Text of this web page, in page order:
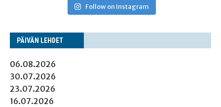
Follow on Instagram
PÄI­VÄN LEHDET
06.08.2026
30.07.2026
23.07.2026
16.07.2026